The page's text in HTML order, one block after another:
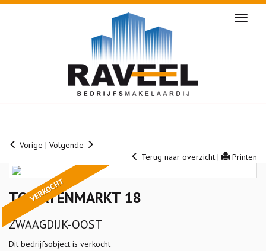
Vorige | Volgende
Terug naar overzicht | Printen
VERKOCHT
TOMATENMARKT 18
ZWAAGDIJK-OOST
Dit bedrijfsobject is verkocht